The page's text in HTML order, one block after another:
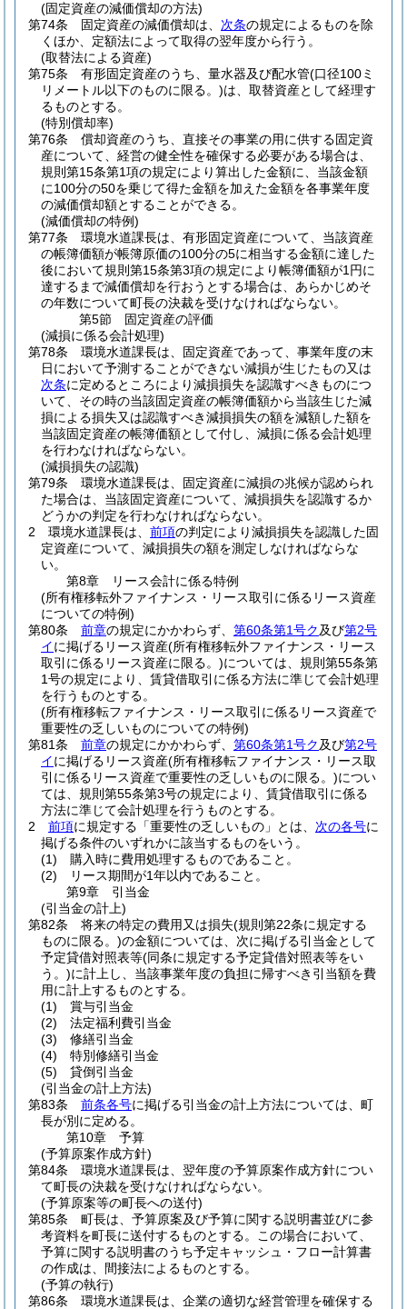
(固定資産の減価償却の方法)
第74条
固定資産の減価償却は、 次条の規定によるものを除
くほか、定額法によって取得の翌年度から行う。
(取替法による資産)
第75条
有形固定資産のうち、量水器及び配水管(口径100ミ
リメートル以下のものに限る。)は、取替資産として経理す
るものとする。
(特別償却率)
第76条
償却資産のうち、直接その事業の用に供する固定資
産について、経営の健全性を確保する必要がある場合は、
規則第15条第1項の規定により算出した金額に、当該金額
に100分の50を乗じて得た金額を加えた金額を各事業年度
の減価償却額とすることができる。
(減価償却の特例)
第77条
環境水道課長は、有形固定資産について、当該資産
の帳簿価額が帳簿原価の100分の5に相当する金額に達した
後において規則第15条第3項の規定により帳簿価額が1円に
達するまで減価償却を行おうとする場合は、あらかじめそ
の年数について町長の決裁を受けなければならない。
第5節
固定資産の評価
(減損に係る会計処理)
第78条
環境水道課長は、固定資産であって、事業年度の末
日において予測することができない減損が生じたもの又は
次条に定めるところにより減損損失を認識すべきものにつ
いて、その時の当該固定資産の帳簿価額から当該生じた減
損による損失又は認識すべき減損損失の額を減額した額を
当該固定資産の帳簿価額として付し、減損に係る会計処理
を行わなければならない。
(減損損失の認識)
第79条
環境水道課長は、固定資産に減損の兆候が認められ
た場合は、当該固定資産について、減損損失を認識するか
どうかの判定を行わなければならない。
2
環境水道課長は、 前項の判定により減損損失を認識した固
定資産について、減損損失の額を測定しなければならな
い。
第8章
リース会計に係る特例
(所有権移転外ファイナンス・リース取引に係るリース資産
についての特例)
第80条
前章の規定にかかわらず、 第60条第1号ク及び第2号
イに掲げるリース資産(所有権移転外ファイナンス・リース
取引に係るリース資産に限る。)については、規則第55条第
1号の規定により、賃貸借取引に係る方法に準じて会計処理
を行うものとする。
(所有権移転ファイナンス・リース取引に係るリース資産で
重要性の乏しいものについての特例)
第81条
前章の規定にかかわらず、 第60条第1号ク及び第2号
イに掲げるリース資産(所有権移転ファイナンス・リース取
引に係るリース資産で重要性の乏しいものに限る。)につい
ては、規則第55条第3号の規定により、賃貸借取引に係る
方法に準じて会計処理を行うものとする。
2
前項に規定する「重要性の乏しいもの」とは、 次の各号に
掲げる条件のいずれかに該当するものをいう。
(1)
購入時に費用処理するものであること。
(2)
リース期間が1年以内であること。
第9章
引当金
(引当金の計上)
第82条
将来の特定の費用又は損失(規則第22条に規定する
ものに限る。)の金額については、次に掲げる引当金として
予定貸借対照表等(同条に規定する予定貸借対照表等をい
う。)に計上し、当該事業年度の負担に帰すべき引当額を費
用に計上するものとする。
(1)
賞与引当金
(2)
法定福利費引当金
(3)
修繕引当金
(4)
特別修繕引当金
(5)
貸倒引当金
(引当金の計上方法)
第83条
前条各号に掲げる引当金の計上方法については、町
長が別に定める。
第10章
予算
(予算原案作成方針)
第84条
環境水道課長は、翌年度の予算原案作成方針につい
て町長の決裁を受けなければならない。
(予算原案等の町長への送付)
第85条
町長は、予算原案及び予算に関する説明書並びに参
考資料を町長に送付するものとする。
この場合において、
予算に関する説明書のうち予定キャッシュ・フロー計算書
の作成は、間接法によるものとする。
(予算の執行)
第86条
環境水道課長は、企業の適切な経営管理を確保する